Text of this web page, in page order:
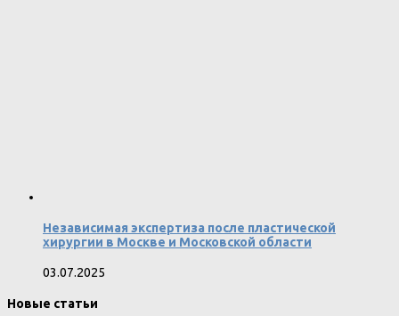
Независимая экспертиза после пластической
хирургии в Москве и Московской области
03.07.2025
Новые статьи